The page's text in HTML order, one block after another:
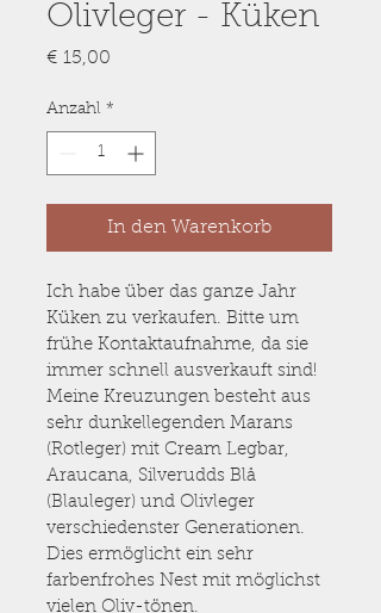
Olivleger - Küken
€ 15,00
Anzahl *
In den Warenkorb
Ich habe über das ganze Jahr
Küken zu verkaufen. Bitte um
frühe Kontaktaufnahme, da sie
immer schnell ausverkauft sind!
Meine Kreuzungen besteht aus
sehr dunkellegenden Marans
(Rotleger) mit Cream Legbar,
Araucana, Silverudds Blå
(Blauleger) und Olivleger
verschiedenster Generationen.
Dies ermöglicht ein sehr
farbenfrohes Nest mit möglichst
vielen Oliv-tönen.